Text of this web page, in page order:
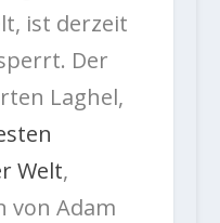
ist derzeit
Der
Laghel,
Welt,
von Adam